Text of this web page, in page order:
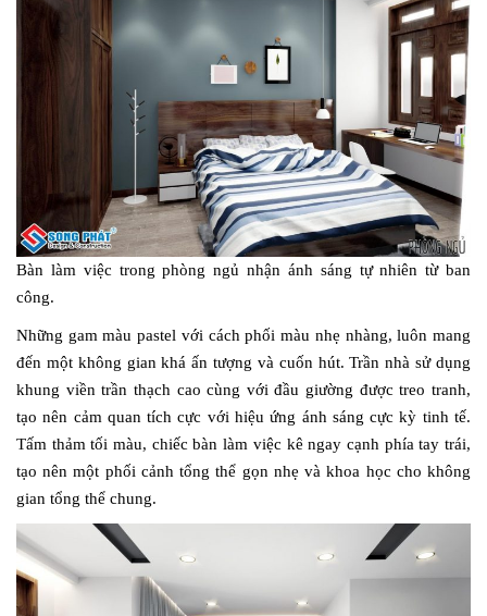
Bàn làm việc trong phòng ngủ nhận ánh sáng tự nhiên từ ban
công.
Những gam màu pastel với cách phối màu nhẹ nhàng, luôn mang
đến một không gian khá ấn tượng và cuốn hút. Trần nhà sử dụng
khung viền trần thạch cao cùng với đầu giường được treo tranh,
tạo nên cảm quan tích cực với hiệu ứng ánh sáng cực kỳ tinh tế.
Tấm thảm tối màu, chiếc bàn làm việc kê ngay cạnh phía tay trái,
tạo nên một phối cảnh tổng thể gọn nhẹ và khoa học cho không
gian tổng thể chung.